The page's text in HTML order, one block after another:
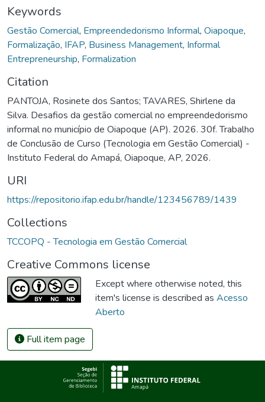
Keywords
Gestão Comercial, Empreendedorismo Informal, Oiapoque,
Formalização, IFAP, Business Management, Informal
Entrepreneurship, Formalization
Citation
PANTOJA, Rosinete dos Santos; TAVARES, Shirlene da
Silva. Desafios da gestão comercial no empreendedorismo
informal no município de Oiapoque (AP). 2026. 30f. Trabalho
de Conclusão de Curso (Tecnologia em Gestão Comercial) -
Instituto Federal do Amapá, Oiapoque, AP, 2026.
URI
https://repositorio.ifap.edu.br/handle/123456789/1439
Collections
TCCOPQ - Tecnologia em Gestão Comercial
Creative Commons license
Except where otherwise noted, this
item's license is described as Acesso
Aberto
Full item page